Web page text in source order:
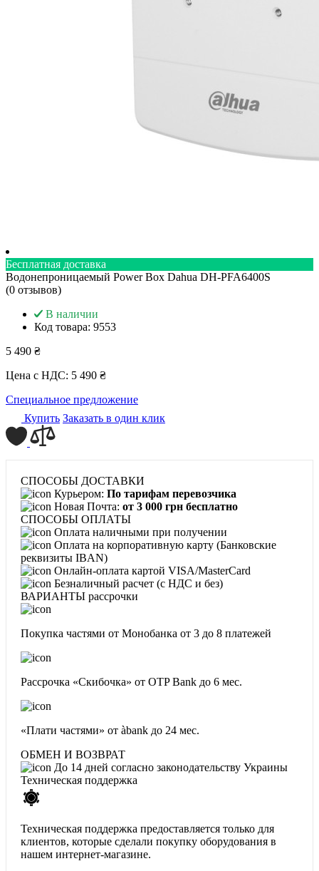
Бесплатная доставка
Водонепроницаемый Power Box Dahua DH-PFA6400S
(0 отзывов)
В наличии
Код товара: 9553
5 490 ₴
Цена с НДС: 5 490 ₴
Специальное предложение
Купить Заказать в один клик
СПОСОБЫ ДОСТАВКИ
Курьером: По тарифам перевозчика
Новая Почта: от 3 000 грн бесплатно
СПОСОБЫ ОПЛАТЫ
Оплата наличными при получении
Оплата на корпоративную карту (Банковские
реквизиты IBAN)
Онлайн-оплата картой VISA/MasterCard
Безналичный расчет (с НДС и без)
ВАРИАНТЫ рассрочки
Покупка частями от Монобанка от 3 до 8 платежей
Рассрочка «Скибочка» от OTP Bank до 6 мес.
«Плати частями» от àbank до 24 мес.
ОБМЕН И ВОЗВРАТ
До 14 дней согласно законодательству Украины
Техническая поддержка
Техническая поддержка предоставляется только для
клиентов, которые сделали покупку оборудования в
нашем интернет-магазине.